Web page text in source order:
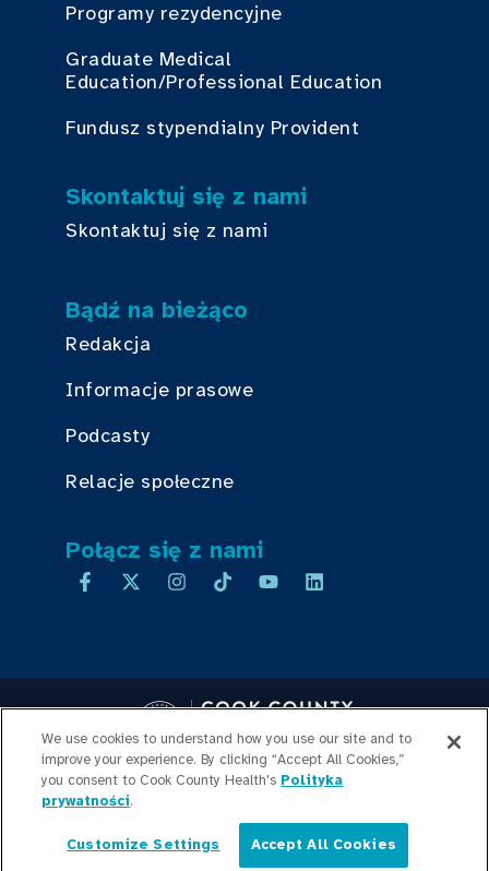
Programy rezydencyjne
Graduate Medical
Education/Professional Education
Fundusz stypendialny Provident
Skontaktuj się z nami
Skontaktuj się z nami
Bądź na bieżąco
Redakcja
Informacje prasowe
Podcasty
Relacje społeczne
Połącz się z nami
Copyright © 2026 Cook County Health. All Rights Reserved.
LOGOWANIE PRACOWNIKA
PRZEJRZYSTOŚĆ
CEN
MAPA WITRYNY Polski
We use cookies to understand how you use our site and to
improve your experience. By clicking “Accept All Cookies,”
you consent to Cook County Health's Polityka
prywatności.
Customize Settings Accept All Cookies